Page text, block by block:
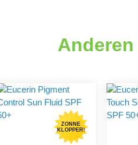
ZONNE
KLOPPER!